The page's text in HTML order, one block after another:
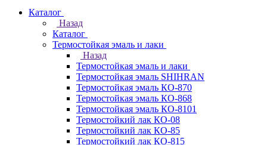
Каталог
Назад
Каталог
Термостойкая эмаль и лаки
Назад
Термостойкая эмаль и лаки
Термостойкая эмаль SHIHRAN
Термостойкая эмаль КО-870
Термостойкая эмаль КО-868
Термостойкая эмаль КО-8101
Термостойкий лак КО-08
Термостойкий лак КО-85
Термостойкий лак КО-815